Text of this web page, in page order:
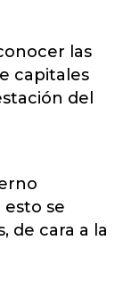
las
capitales
del
se
de cara a la